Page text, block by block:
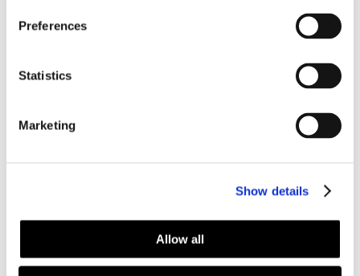
Preferences
Statistics
Marketing
Show details
Allow all